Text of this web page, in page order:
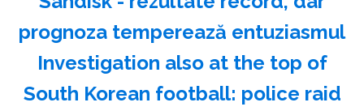
prognoza temperează entuziasmul
Investigation also at the top of
South Korean football: police raid